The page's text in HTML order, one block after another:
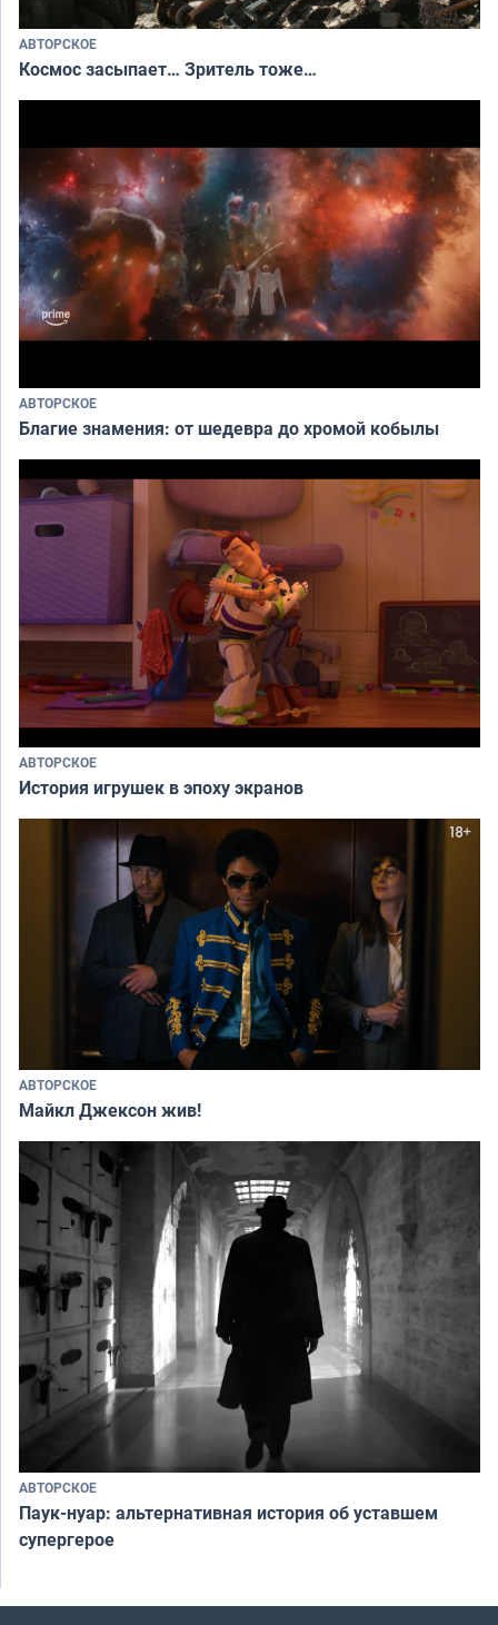
АВТОРСКОЕ
Космос засыпает… Зритель тоже…
АВТОРСКОЕ
Благие знамения: от шедевра до хромой кобылы
АВТОРСКОЕ
История игрушек в эпоху экранов
АВТОРСКОЕ
Майкл Джексон жив!
АВТОРСКОЕ
Паук-нуар: альтернативная история об уставшем
супергерое